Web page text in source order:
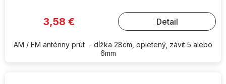
3,58 € Detail
AM / FM anténny prút - dĺžka 28cm, opletený, závit 5 alebo
6mm